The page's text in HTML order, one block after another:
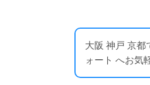
大阪 神戸 京都
ォート へお気